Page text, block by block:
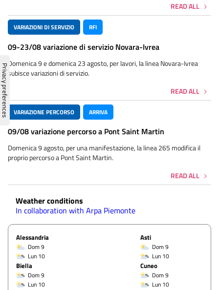
READ ALL
VARIAZIONI DI SERVIZIO RFI
09-23/08 variazione di servizio Novara-Ivrea
Domenica 9 e domenica 23 agosto, per lavori, la linea Novara-Ivrea
subisce variazioni di servizio.
READ ALL
VARIAZIONE PERCORSO ARRIVA
09/08 variazione percorso a Pont Saint Martin
Domenica 9 agosto, per una manifestazione, la linea 265 modifica il
proprio percorso a Pont Saint Martin.
READ ALL
Weather conditions
In collaboration with Arpa Piemonte
Alessandria
Dom 9
Lun 10
Asti
Dom 9
Lun 10
Biella
Dom 9
Lun 10
Cuneo
Dom 9
Lun 10